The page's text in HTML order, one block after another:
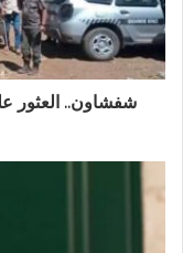
شفشاون.. العثور